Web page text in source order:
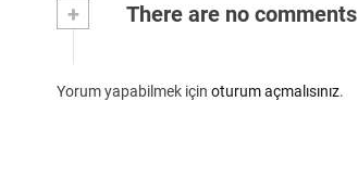
+ There are no comments
Yorum yapabilmek için oturum açmalısınız.